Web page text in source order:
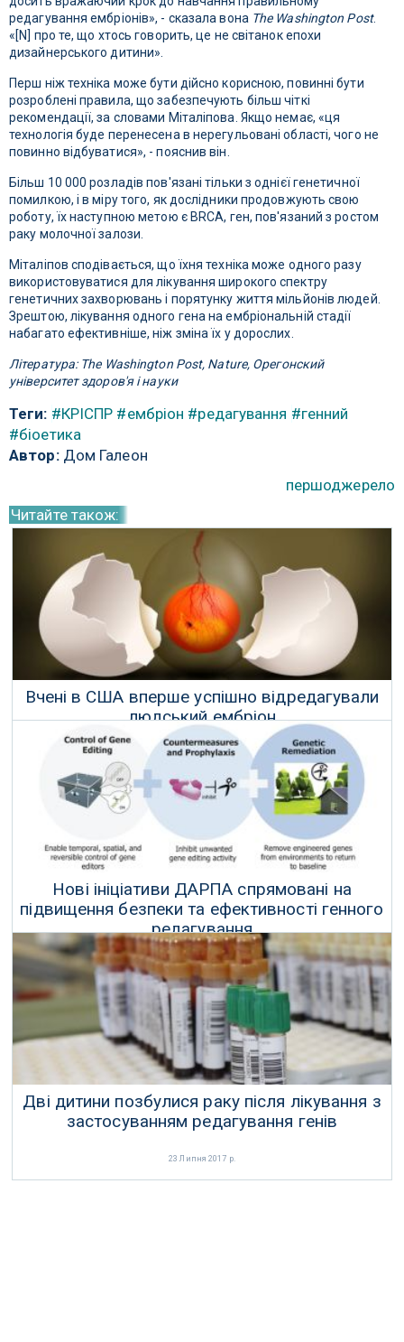
редагування ембріонів», - сказала вона The Washington Post.
«[N] про те, що хтось говорить, це не світанок епохи
дизайнерського дитини».
Перш ніж техніка може бути дійсно корисною, повинні бути
розроблені правила, що забезпечують більш чіткі
рекомендації, за словами Міталіпова. Якщо немає, «ця
технологія буде перенесена в нерегульовані області, чого не
повинно відбуватися», - пояснив він.
Більш 10 000 розладів пов'язані тільки з однієї генетичної
помилкою, і в міру того, як дослідники продовжують свою
роботу, їх наступною метою є BRCA, ген, пов'язаний з ростом
раку молочної залози.
Міталіпов сподівається, що їхня техніка може одного разу
використовуватися для лікування широкого спектру
генетичних захворювань і порятунку життя мільйонів людей.
Зрештою, лікування одного гена на ембріональній стадії
набагато ефективніше, ніж зміна їх у дорослих.
Література: The Washington Post, Nature, Орегонский
університет здоров'я і науки
Теги: #КРІСПР #ембріон #редагування #генний
#біоетика
Автор:Дом Галеон
першоджерело
Читайте також:
Вчені в США вперше успішно відредагували
людський ембріон
28 Липня 2017 р.
Нові ініціативи ДАРПА спрямовані на
підвищення безпеки та ефективності генного
редагування
26 Липня 2017 р.
Дві дитини позбулися раку після лікування з
застосуванням редагування генів
23 Липня 2017 р.